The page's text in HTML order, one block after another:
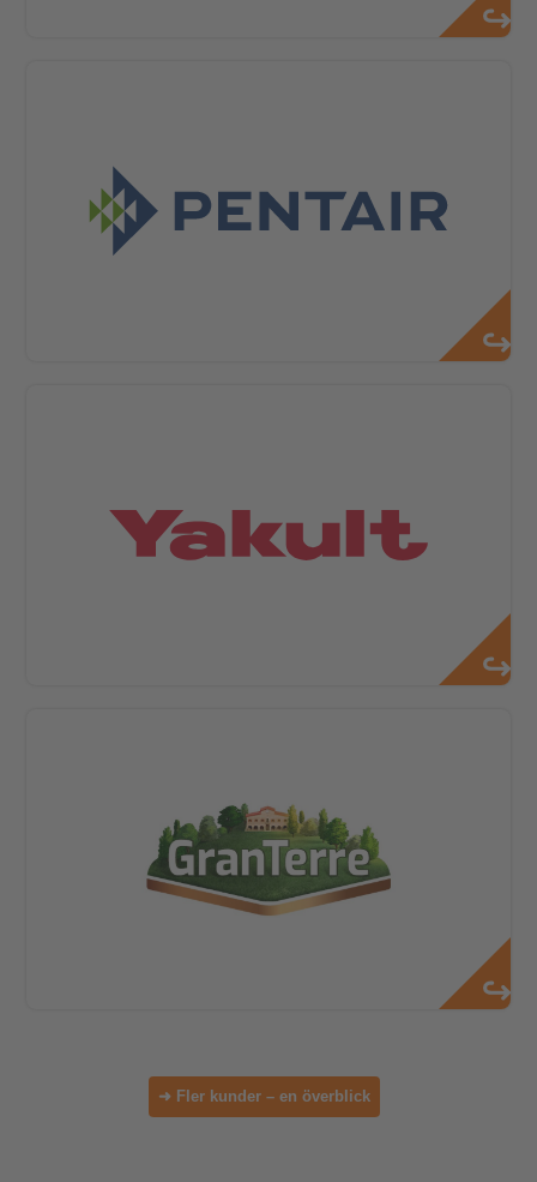
➜ Fler kunder – en överblick